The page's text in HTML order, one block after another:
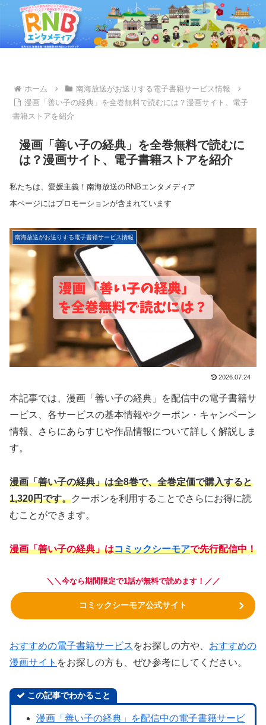
ホーム
南海放送がお送りする電子書籍サービス情報
漫画「善い子の経典」を全巻無料で読むには？漫画サイト、電子
書籍ストアを紹介
漫画「善い子の経典」を全巻無料で読むに
は？漫画サイト、電子書籍ストアを紹介
私たちは、愛媛主義！南海放送のRNBエンタメディア
本ページにはプロモーションが含まれています
南海放送がお送りする電子書籍サービス情報
2026.07.24
本記事では、漫画「善い子の経典」を配信中の電子書籍サ
ービス、各サービスの基本情報やクーポン・キャンペーン
情報、さらにあらすじや作品情報について詳しく解説しま
す。
漫画「善い子の経典」は全8巻で、全巻定価で購入すると
1,320円です。クーポンを利用することでさらにお得に読
むことができます。
漫画「善い子の経典」はコミックシーモアで先行配信中！
＼＼今なら期間限定で1話が無料で読めます！ ／／
コミックシーモア公式サイト
おすすめの電子書籍サービス をお探しの方や、 おすすめの
漫画サイト をお探しの方も、ぜひ参考にしてください。
この記事でわかること
漫画「善い子の経典」を配信中の電子書籍サービ